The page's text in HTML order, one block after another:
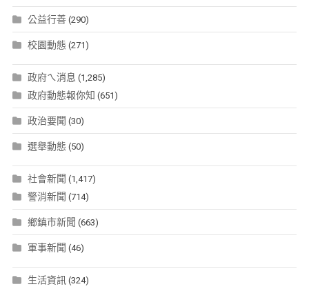
公益行善(290)
校園動態 (271)
政府ㄟ消息 (1,285)
政府動態報你知 (651)
政治要聞 (30)
選舉動態 (50)
社會新聞 (1,417)
警消新聞 (714)
鄉鎮市新聞 (663)
軍事新聞 (46)
生活資訊 (324)